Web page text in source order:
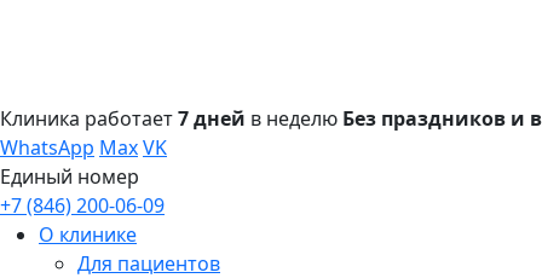
Клиника работает7 дней в неделю Без праздников и
WhatsApp MaxVK
Единый номер
+7 (846) 200-06-09
О клинике
Для пациентов